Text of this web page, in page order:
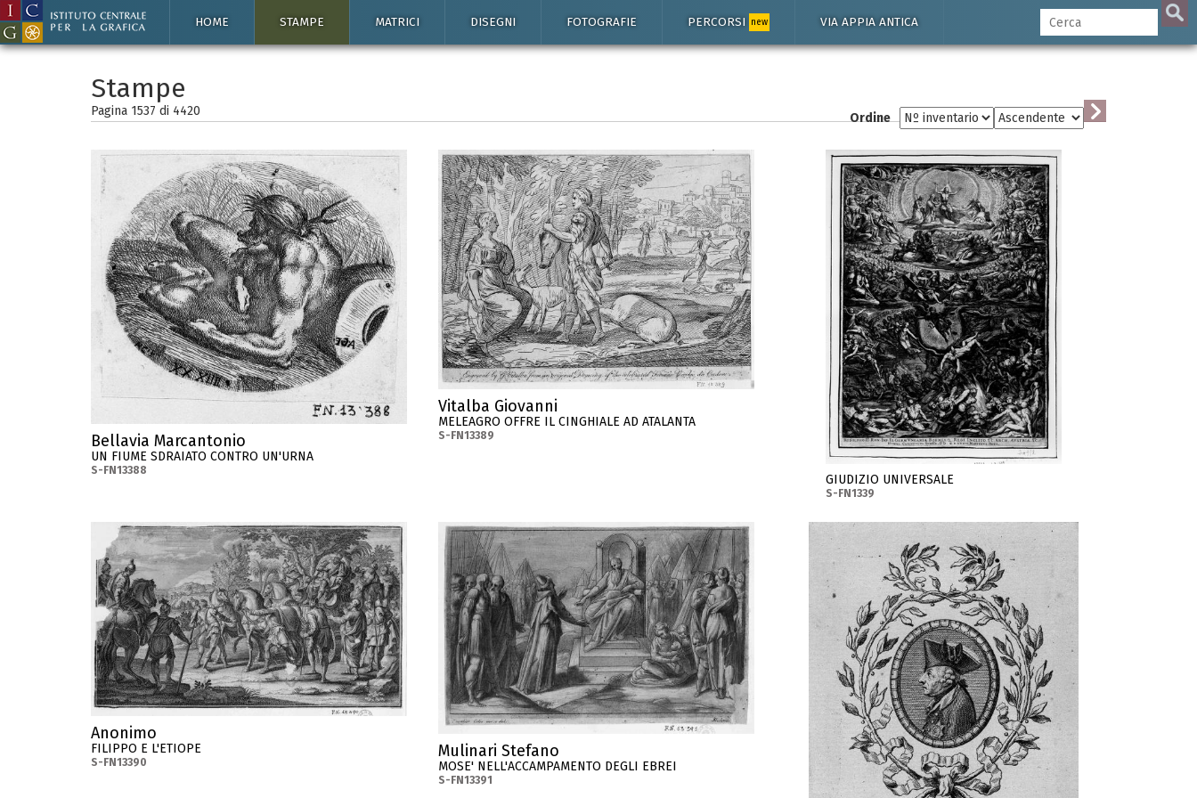
HOME STAMPE MATRICI DISEGNI FOTOGRAFIE PERCORSI new VIA APPIA ANTICA
Stampe
Pagina 1537 di 4420 Ordine
Bellavia Marcantonio
UN FIUME SDRAIATO CONTRO UN'URNA
S-FN13388
Vitalba Giovanni
MELEAGRO OFFRE IL CINGHIALE AD ATALANTA
S-FN13389
GIUDIZIO UNIVERSALE
S-FN1339
Anonimo
FILIPPO E L'ETIOPE
S-FN13390
Mulinari Stefano
MOSE' NELL'ACCAMPAMENTO DEGLI EBREI
S-FN13391